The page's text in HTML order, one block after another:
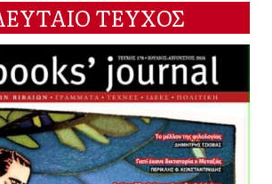
ΤΕΥΧΟΣ